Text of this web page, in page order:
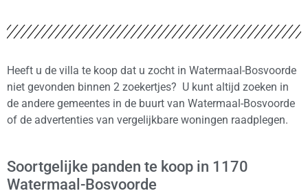
Heeft u de villa te koop dat u zocht in Watermaal-Bosvoorde
niet gevonden binnen 2 zoekertjes? U kunt altijd zoeken in
de andere gemeentes in de buurt van Watermaal-Bosvoorde
of de advertenties van vergelijkbare woningen raadplegen.
Soortgelijke panden te koop in 1170
Watermaal-Bosvoorde